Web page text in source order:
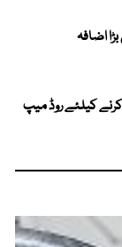
اضافہ
کیلئے روڈ میپ